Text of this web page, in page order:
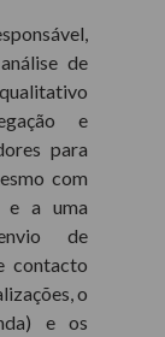
de
e
para
com
e a uma
de
contacto
o
e os